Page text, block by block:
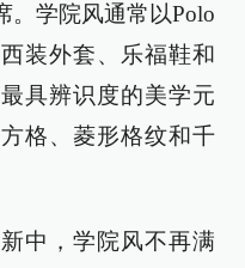
。学院风通常以Polo
装外套、乐福鞋和
具辨识度的美学元
格、菱形格纹和千
中，学院风不再满